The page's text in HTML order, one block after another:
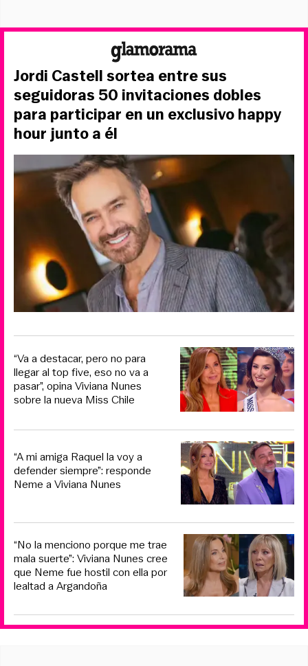
Jordi Castell sortea entre sus
seguidoras 50 invitaciones dobles
para participar en un exclusivo happy
hour junto a él
“Va a destacar, pero no para
llegar al top five, eso no va a
pasar”, opina Viviana Nunes
sobre la nueva Miss Chile
“A mi amiga Raquel la voy a
defender siempre”: responde
Neme a Viviana Nunes
“No la menciono porque me trae
mala suerte”: Viviana Nunes cree
que Neme fue hostil con ella por
lealtad a Argandoña